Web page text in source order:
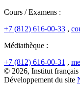
Cours / Examens :
+7 (812) 616-00-33 ,
Médiathèque :
+7 (812) 616-00-31 ,
© 2026, Institut français
Développement du site